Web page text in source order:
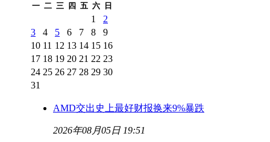
一 二 三 四 五 六 日
1
2
3
4 5 6 7 8
9
10 11 12 13 14 15 16
17 18 19 20 21 22 23
24 25 26 27 28 29 30
31
AMD交出史上最好财报换来9%暴跌
2026年08月05日 19:51